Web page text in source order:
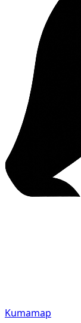
Kumamap